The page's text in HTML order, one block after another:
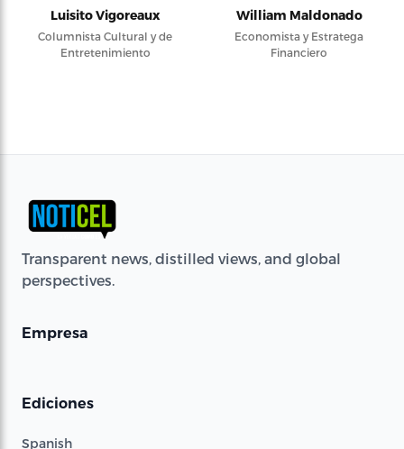
Luisito Vigoreaux
Columnista Cultural y de
Entretenimiento
William Maldonado
Economista y Estratega
Financiero
Transparent news, distilled views, and global
perspectives.
Empresa
Ediciones
Spanish